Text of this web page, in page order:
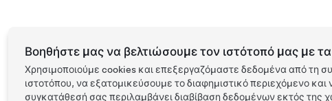
Βοηθήστε μας να βελτιώσουμε τον ιστότοπό μας με
Χρησιμοποιούμε cookies και επεξεργαζόμαστε δεδομένα από τη
ιστοτόπου, να εξατομικεύσουμε το διαφημιστικό περιεχόμενο
συγκατάθεσή σας περιλαμβάνει διαβίβαση δεδομένων εκτός της